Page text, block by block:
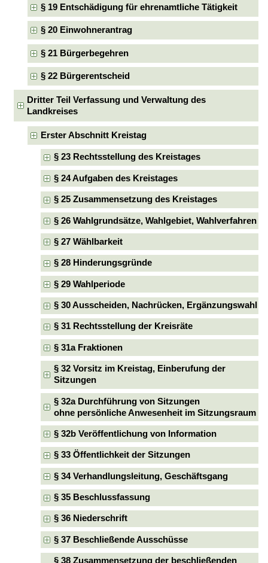
§ 19 Entschädigung für ehrenamtliche Tätigkeit
§ 20 Einwohnerantrag
§ 21 Bürgerbegehren
§ 22 Bürgerentscheid
Dritter Teil Verfassung und Verwaltung des
Landkreises
Erster Abschnitt Kreistag
§ 23 Rechtsstellung des Kreistages
§ 24 Aufgaben des Kreistages
§ 25 Zusammensetzung des Kreistages
§ 26 Wahlgrundsätze, Wahlgebiet, Wahlverfahren
§ 27 Wählbarkeit
§ 28 Hinderungsgründe
§ 29 Wahlperiode
§ 30 Ausscheiden, Nachrücken, Ergänzungswahl
§ 31 Rechtsstellung der Kreisräte
§ 31a Fraktionen
§ 32 Vorsitz im Kreistag, Einberufung der
Sitzungen
§ 32a Durchführung von Sitzungen
ohne persönliche Anwesenheit im Sitzungsraum
§ 32b Veröffentlichung von Information
§ 33 Öffentlichkeit der Sitzungen
§ 34 Verhandlungsleitung, Geschäftsgang
§ 35 Beschlussfassung
§ 36 Niederschrift
§ 37 Beschließende Ausschüsse
§ 38 Zusammensetzung der beschließenden